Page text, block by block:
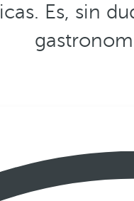
Es, sin